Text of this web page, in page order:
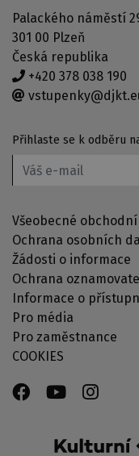
Palackého náměstí
301 00 Plzeň
Česká republika
+420 378 038 190
Přihlaste se k odběru
Všeobecné
Ochrana osobních
Žádosti o informace
Ochrana
Informace o
Pro média
Pro zaměstnance
COOKIES